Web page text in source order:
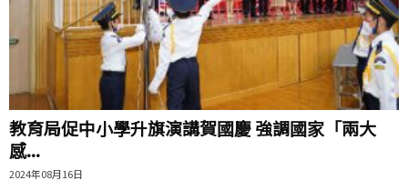
教育局促中小學升旗演講賀國慶 強調國家「兩大
感...
2024年08月16日